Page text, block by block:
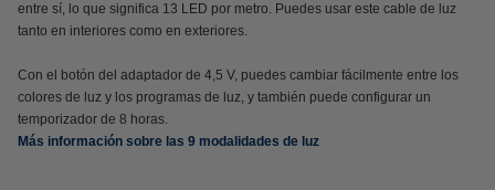
entre sí, lo que significa 13 LED por metro. Puedes usar este cable de luz
tanto en interiores como en exteriores.
Con el botón del adaptador de 4,5 V, puedes cambiar fácilmente entre los
colores de luz y los programas de luz, y también puede configurar un
temporizador de 8 horas.
Más información sobre las 9 modalidades de luz